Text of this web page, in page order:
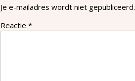
Je e-mailadres wordt niet gepubliceerd.
Reactie *